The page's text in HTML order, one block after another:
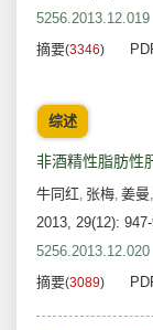
5256.2013.12.019
摘要(3346)
综述
非酒精性脂肪性
牛同红, 张梅, 姜曼,
2013, 29(12):
5256.2013.12.020
摘要(3089)